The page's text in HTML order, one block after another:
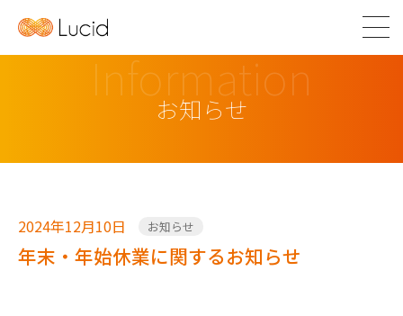
Information
お知らせ
2024年12月10日 お知らせ
年末・年始休業に関するお知らせ